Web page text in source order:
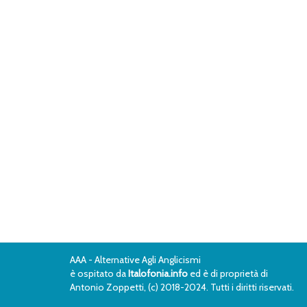
AAA - Alternative Agli Anglicismi
è ospitato daItalofonia.info ed è di proprietà di
Antonio Zoppetti, (c) 2018-2024. Tutti i diritti riservati.